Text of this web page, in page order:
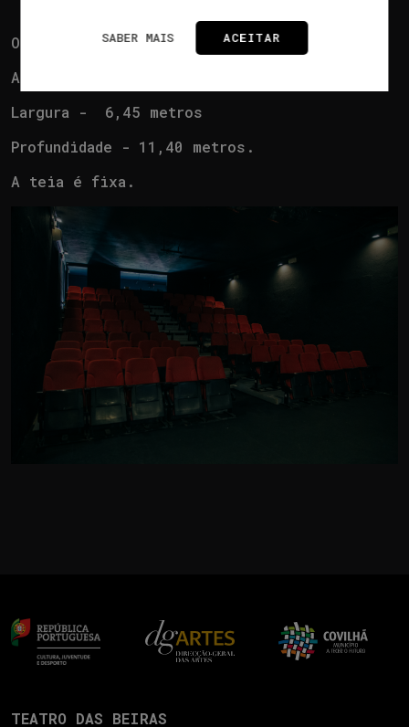
SABER MAIS ACEITAR
O palco tem as seguintes medidas:
Altura - 3,63 metros
Largura - 6,45 metros
Profundidade - 11,40 metros.
A teia é fixa.
TEATRO DAS BEIRAS